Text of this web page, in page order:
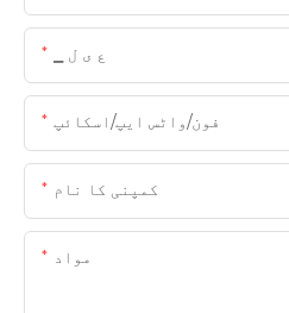
▁ ع ی ل
فون/واٹس ایپ/اسکائپ
کمپنی کا نام
مواد